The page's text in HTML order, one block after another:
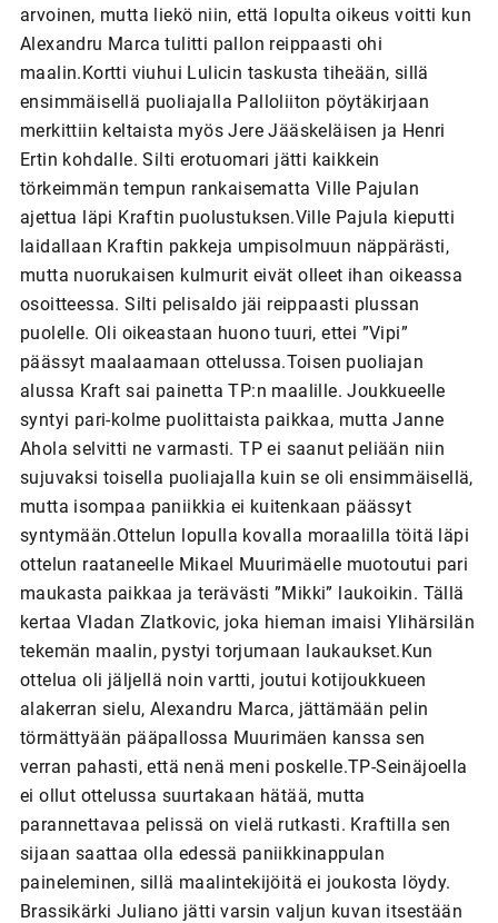
arvoinen, mutta liekö niin, että lopulta oikeus voitti kun
Alexandru Marca tulitti pallon reippaasti ohi
maalin.Kortti viuhui Lulicin taskusta tiheään, sillä
ensimmäisellä puoliajalla Palloliiton pöytäkirjaan
merkittiin keltaista myös Jere Jääskeläisen ja Henri
Ertin kohdalle. Silti erotuomari jätti kaikkein
törkeimmän tempun rankaisematta Ville Pajulan
ajettua läpi Kraftin puolustuksen.Ville Pajula kieputti
laidallaan Kraftin pakkeja umpisolmuun näppärästi,
mutta nuorukaisen kulmurit eivät olleet ihan oikeassa
osoitteessa. Silti pelisaldo jäi reippaasti plussan
puolelle. Oli oikeastaan huono tuuri, ettei ”Vipi”
päässyt maalaamaan ottelussa.Toisen puoliajan
alussa Kraft sai painetta TP:n maalille. Joukkueelle
syntyi pari-kolme puolittaista paikkaa, mutta Janne
Ahola selvitti ne varmasti. TP ei saanut peliään niin
sujuvaksi toisella puoliajalla kuin se oli ensimmäisellä,
mutta isompaa paniikkia ei kuitenkaan päässyt
syntymään.Ottelun lopulla kovalla moraalilla töitä läpi
ottelun raataneelle Mikael Muurimäelle muotoutui pari
maukasta paikkaa ja terävästi ”Mikki” laukoikin. Tällä
kertaa Vladan Zlatkovic, joka hieman imaisi Ylihärsilän
tekemän maalin, pystyi torjumaan laukaukset.Kun
ottelua oli jäljellä noin vartti, joutui kotijoukkueen
alakerran sielu, Alexandru Marca, jättämään pelin
törmättyään pääpallossa Muurimäen kanssa sen
verran pahasti, että nenä meni poskelle.TP-Seinäjoella
ei ollut ottelussa suurtakaan hätää, mutta
parannettavaa pelissä on vielä rutkasti. Kraftilla sen
sijaan saattaa olla edessä paniikkinappulan
paineleminen, sillä maalintekijöitä ei joukosta löydy.
Brassikärki Juliano jätti varsin valjun kuvan itsestään